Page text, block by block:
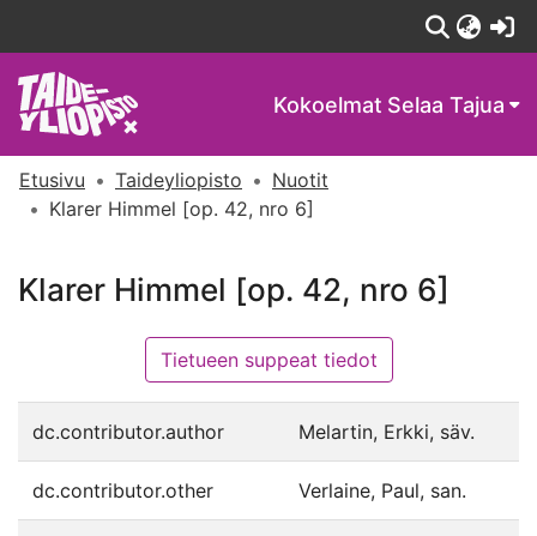
Kokoelmat Selaa Tajua
Etusivu Taideyliopisto
Nuotit
Klarer Himmel [op. 42, nro 6]
Klarer Himmel [op. 42, nro 6]
Tietueen suppeat tiedot
dc.contributor.author Melartin, Erkki, säv.
dc.contributor.other Verlaine, Paul, san.